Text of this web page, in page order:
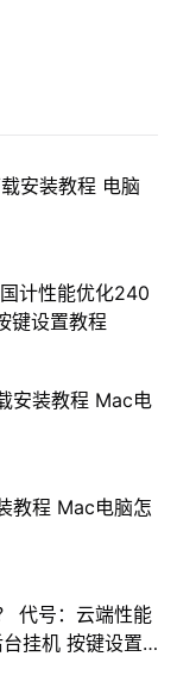
安装教程 电脑
计性能优化240
键设置教程
安装教程 Mac电
教程 Mac电脑怎
代号：云端性能
挂机 按键设置